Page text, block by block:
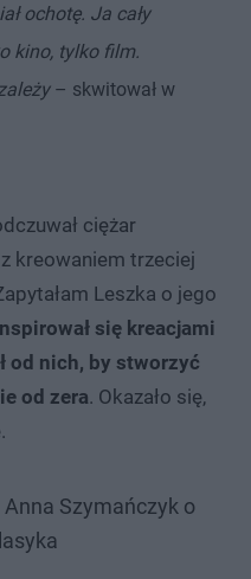
ochotę. Ja cały
kino, tylko film.
– skwitował w
ciężar
kreowaniem trzeciej
Leszka o jego
się kreacjami
od nich, by stworzyć
od zera. Okazało się,
Szymańczyk o